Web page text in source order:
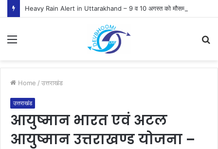
Menu
Home / उत्तराखंड
उत्तराखंड
आयुष्मान भारत एवं अटल
आयुष्मान उत्तराखण्ड योजना –